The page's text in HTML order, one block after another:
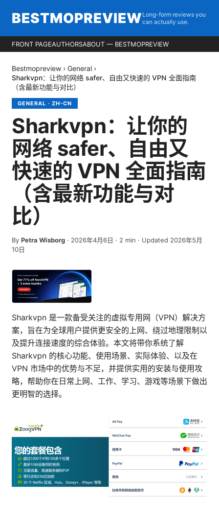
BESTMOPREVIEW Long-form reviews you
can actually use.
FRONT PAGEAUTHORSABOUT — BESTMOPREVIEW
Bestmopreview › General ›
Sharkvpn：让你的网络 safer、自由又快速的 VPN 全面指南
（含最新功能与对比）
GENERAL · ZH-CN
Sharkvpn：让你的
网络 safer、自由又
快速的 VPN 全面指南
（含最新功能与对
比）
By Petra Wisborg · 2026年4月6日 · 2 min · Updated 2026年5月
10日
Sharkvpn 是一款备受关注的虚拟专用网（VPN）解决方
案，旨在为全球用户提供更安全的上网、绕过地理限制以
及提升连接速度的综合体验。本文将带你系统了解
Sharkvpn 的核心功能、使用场景、实际体验、以及在
VPN 市场中的优势与不足，并提供实用的安装与使用攻
略，帮助你在日常上网、工作、学习、游戏等场景下做出
更明智的选择。